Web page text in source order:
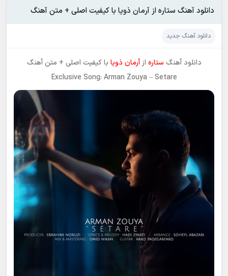
دانلود آهنگ ستاره از آرمان ذویا با کیفیت اصلی + متن آهنگ
دانلود آهنگ جدید
دانلود آهنگ ستاره از آرمان ذویا با کیفیت اصلی + متن آهنگ
Exclusive Song: Arman Zouya – Setare